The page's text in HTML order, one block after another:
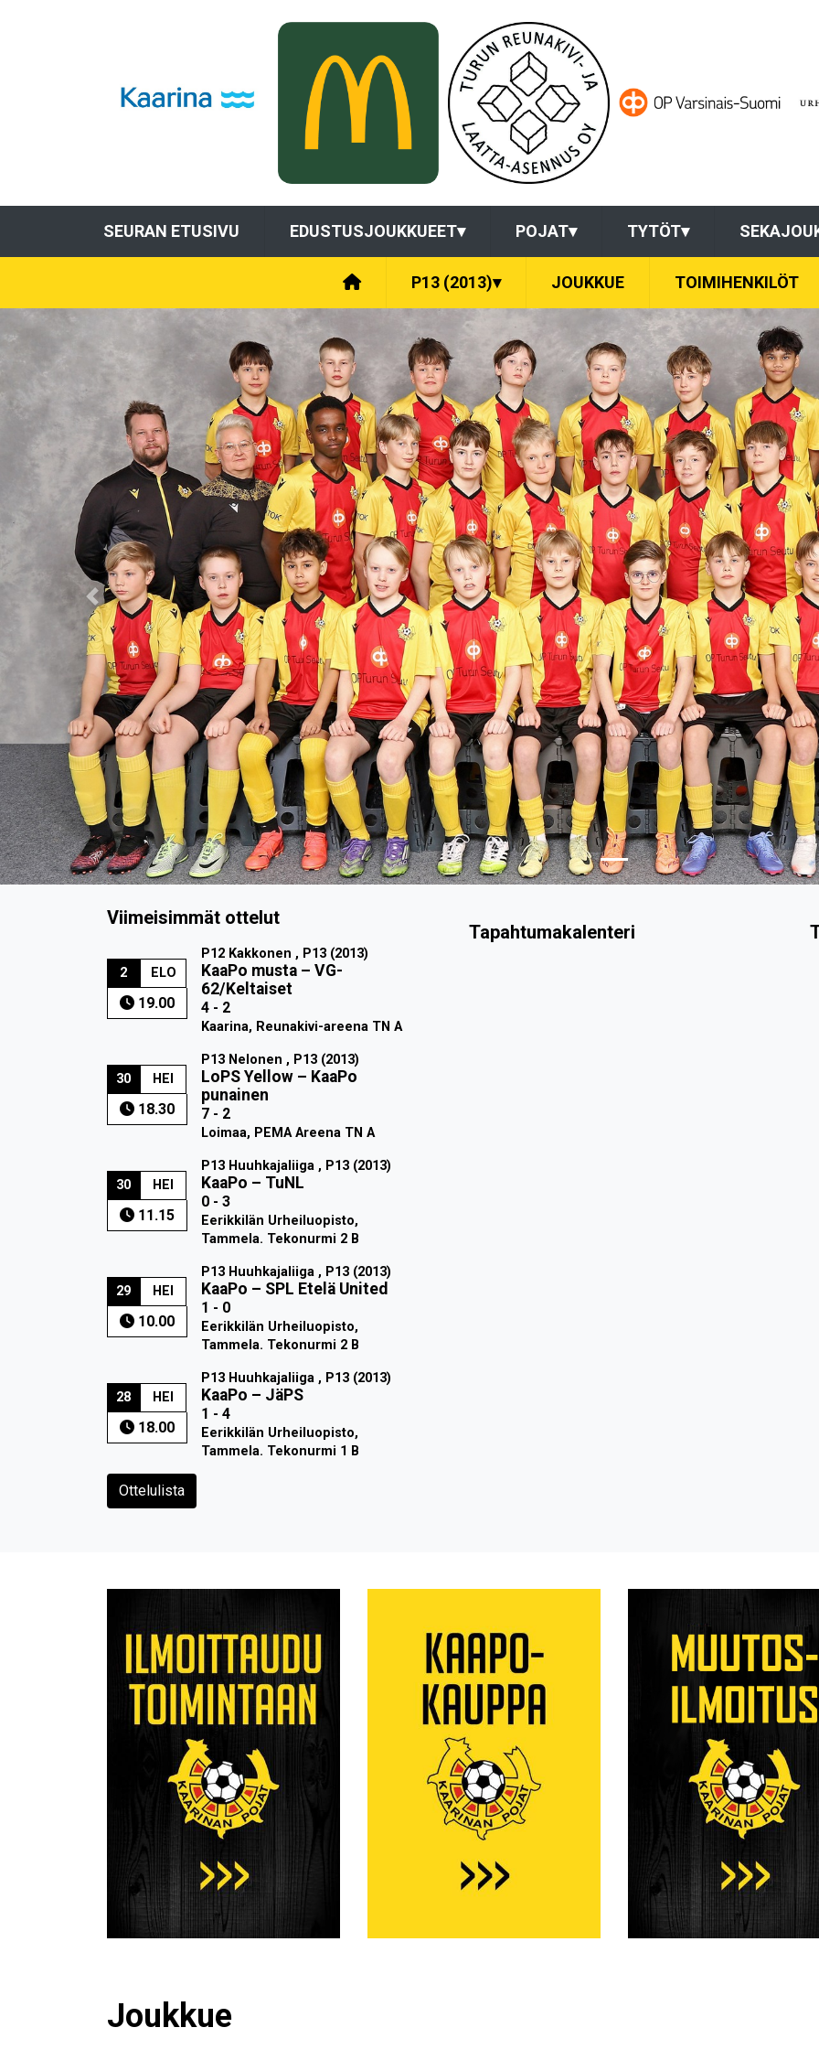
SEURAN ETUSIVU EDUSTUSJOUKKUEET▾ POJAT▾ TYTÖT▾
P13 (2013)▾ JOUKKUE TOIMIHENKILÖT
Previous
Viimeisimmät ottelut
2 ELO
19.00
P12 Kakkonen , P13 (2013)
KaaPo musta– VG-
62/Keltaiset
4 - 2
Kaarina, Reunakivi-areena TN A
30 HEI
18.30
P13 Nelonen , P13 (2013)
LoPS Yellow– KaaPo
punainen
7 - 2
Loimaa, PEMA Areena TN A
30 HEI
11.15
P13 Huuhkajaliiga , P13 (2013)
KaaPo – TuNL
0 - 3
Eerikkilän Urheiluopisto,
Tammela. Tekonurmi 2 B
29 HEI
10.00
P13 Huuhkajaliiga , P13 (2013)
KaaPo – SPL Etelä United
1 - 0
Eerikkilän Urheiluopisto,
Tammela. Tekonurmi 2 B
28 HEI
18.00
P13 Huuhkajaliiga , P13 (2013)
KaaPo – JäPS
1 - 4
Eerikkilän Urheiluopisto,
Tammela. Tekonurmi 1 B
Ottelulista
Tapahtumakalenteri
Joukkue